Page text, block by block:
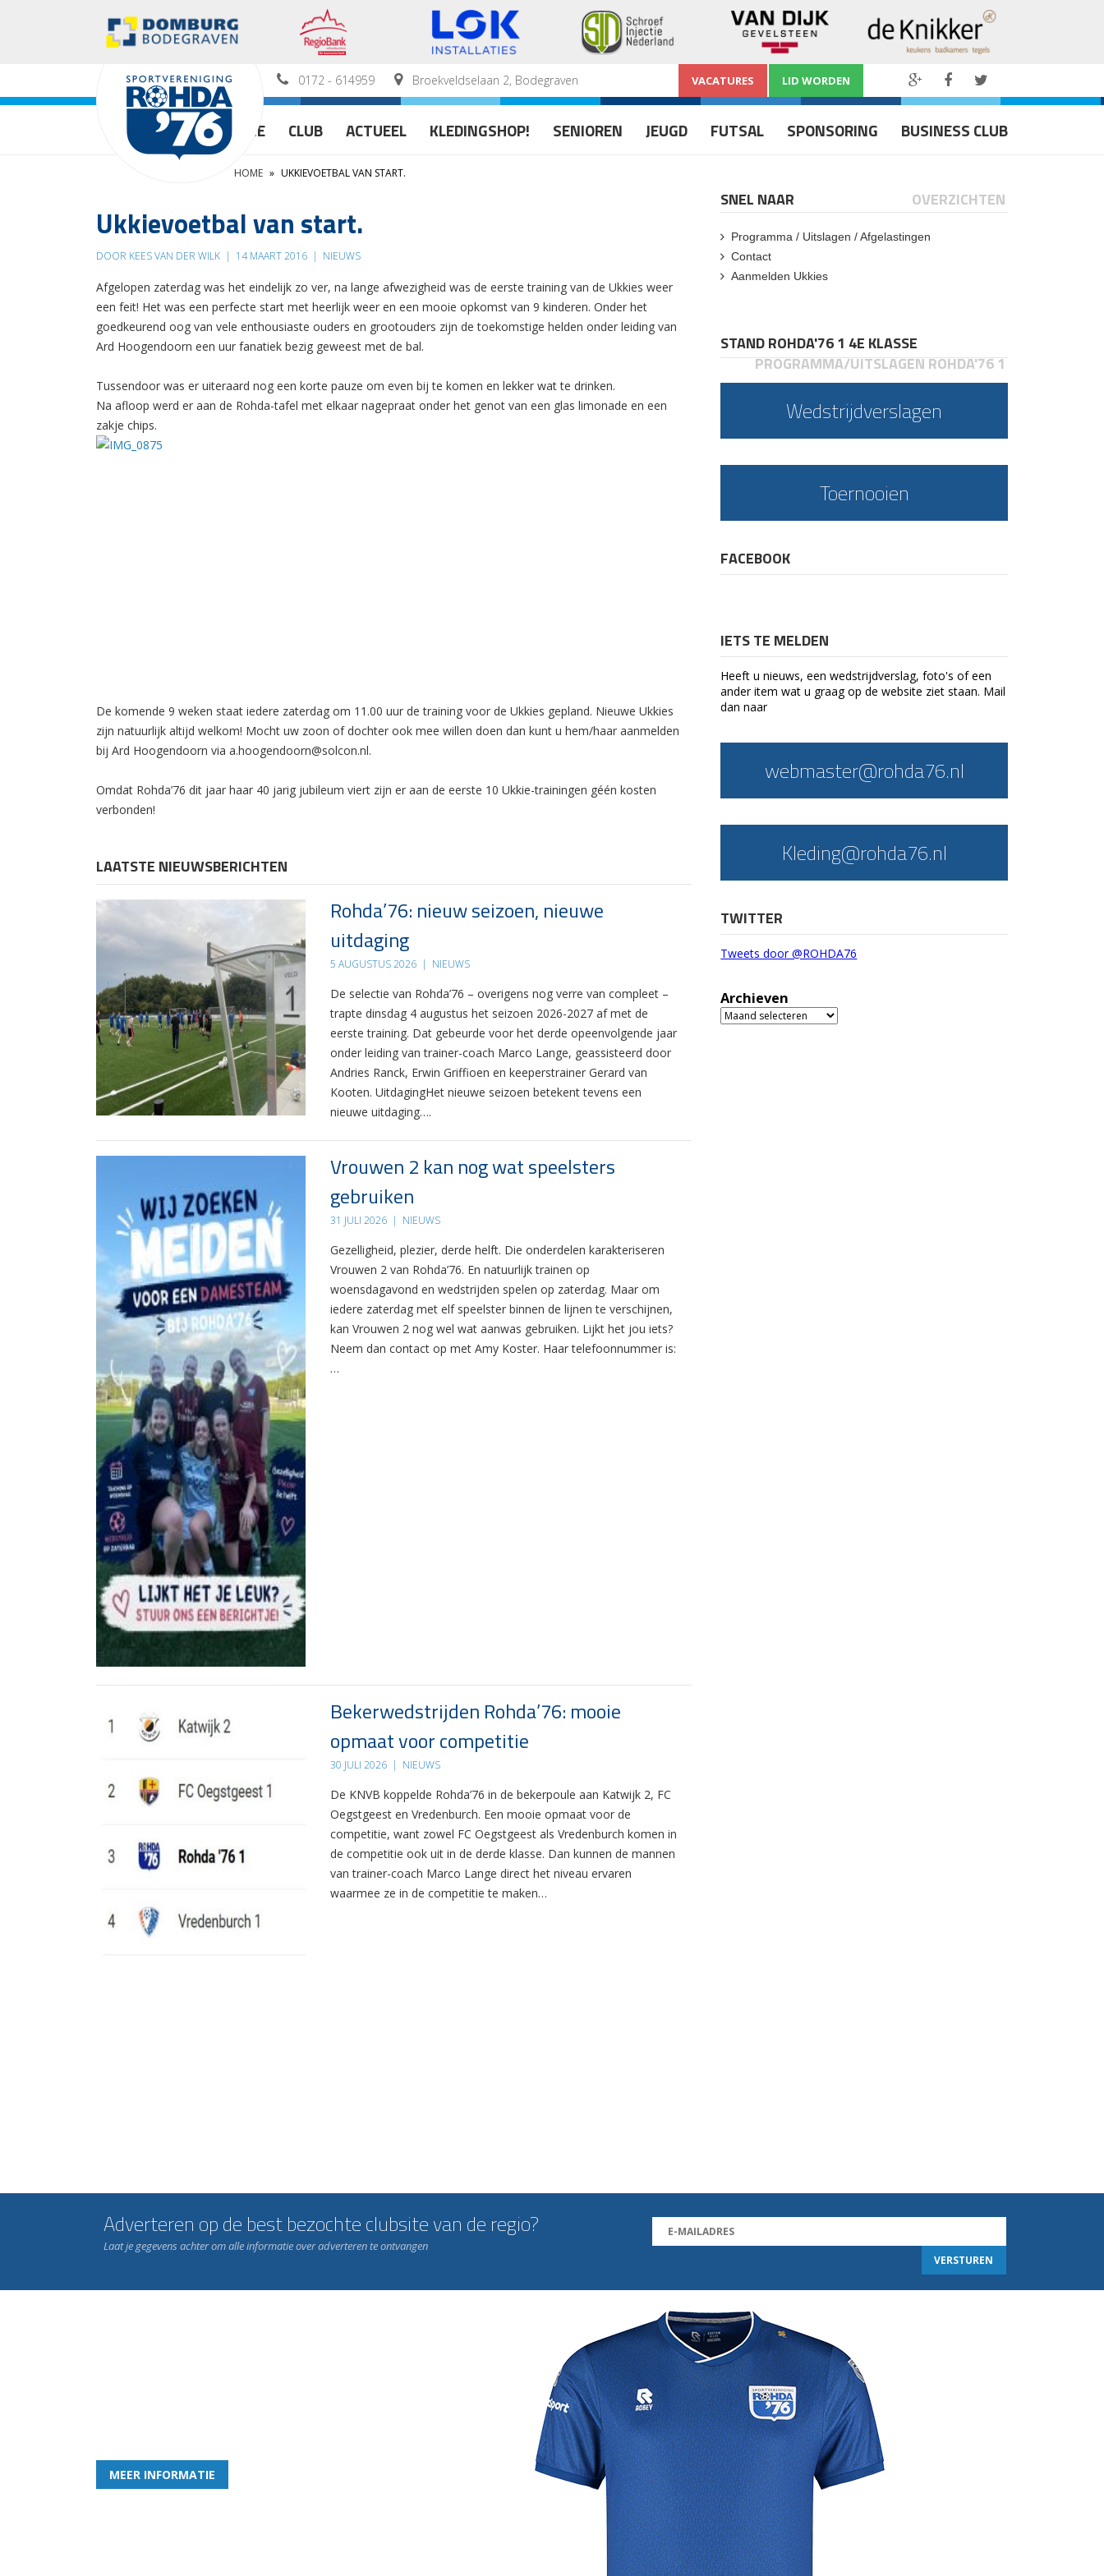
0172 - 614959 Broekveldselaan 2, Bodegraven VACATURES LID WORDEN
HOME CLUB ACTUEEL KLEDINGSHOP! SENIOREN JEUGD FUTSAL SPONSORING BUSINESS CLUB
HOME » UKKIEVOETBAL VAN START.
Ukkievoetbal van start.
DOOR KEES VAN DER WILK | 14 MAART 2016 | NIEUWS
Afgelopen zaterdag was het eindelijk zo ver, na lange afwezigheid was de eerste training van de Ukkies weer
een feit! Het was een perfecte start met heerlijk weer en een mooie opkomst van 9 kinderen. Onder het
goedkeurend oog van vele enthousiaste ouders en grootouders zijn de toekomstige helden onder leiding van
Ard Hoogendoorn een uur fanatiek bezig geweest met de bal.
Tussendoor was er uiteraard nog een korte pauze om even bij te komen en lekker wat te drinken.
Na afloop werd er aan de Rohda-tafel met elkaar nagepraat onder het genot van een glas limonade en een
zakje chips.
De komende 9 weken staat iedere zaterdag om 11.00 uur de training voor de Ukkies gepland. Nieuwe Ukkies
zijn natuurlijk altijd welkom! Mocht uw zoon of dochter ook mee willen doen dan kunt u hem/haar aanmelden
bij Ard Hoogendoorn via a.hoogendoorn@solcon.nl.
Omdat Rohda’76 dit jaar haar 40 jarig jubileum viert zijn er aan de eerste 10 Ukkie-trainingen géén kosten
verbonden!
LAATSTE NIEUWSBERICHTEN
Rohda’76: nieuw seizoen, nieuwe
uitdaging
5 AUGUSTUS 2026 | NIEUWS
De selectie van Rohda’76 – overigens nog verre van compleet –
trapte dinsdag 4 augustus het seizoen 2026-2027 af met de
eerste training. Dat gebeurde voor het derde opeenvolgende jaar
onder leiding van trainer-coach Marco Lange, geassisteerd door
Andries Ranck, Erwin Griffioen en keeperstrainer Gerard van
Kooten. UitdagingHet nieuwe seizoen betekent tevens een
nieuwe uitdaging….
Vrouwen 2 kan nog wat speelsters
gebruiken
31 JULI 2026 | NIEUWS
Gezelligheid, plezier, derde helft. Die onderdelen karakteriseren
Vrouwen 2 van Rohda’76. En natuurlijk trainen op
woensdagavond en wedstrijden spelen op zaterdag. Maar om
iedere zaterdag met elf speelster binnen de lijnen te verschijnen,
kan Vrouwen 2 nog wel wat aanwas gebruiken. Lijkt het jou iets?
Neem dan contact op met Amy Koster. Haar telefoonnummer is:
…
Bekerwedstrijden Rohda’76: mooie
opmaat voor competitie
30 JULI 2026 | NIEUWS
De KNVB koppelde Rohda’76 in de bekerpoule aan Katwijk 2, FC
Oegstgeest en Vredenburch. Een mooie opmaat voor de
competitie, want zowel FC Oegstgeest als Vredenburch komen in
de competitie ook uit in de derde klasse. Dan kunnen de mannen
van trainer-coach Marco Lange direct het niveau ervaren
waarmee ze in de competitie te maken…
SNEL NAAR OVERZICHTEN
Programma / Uitslagen / Afgelastingen
Contact
Aanmelden Ukkies
STAND ROHDA'76 1 4E KLASSE
PROGRAMMA/UITSLAGEN ROHDA'76 1
Wedstrijdverslagen
Toernooien
FACEBOOK
IETS TE MELDEN
Heeft u nieuws, een wedstrijdverslag, foto's of een
ander item wat u graag op de website ziet staan. Mail
dan naar
webmaster@rohda76.nl
Kleding@rohda76.nl
TWITTER
Tweets door @ROHDA76
Archieven
Archieven
Adverteren op de best bezochte clubsite van de regio?
Laat je gegevens achter om alle informatie over adverteren te ontvangen
MEER INFORMATIE